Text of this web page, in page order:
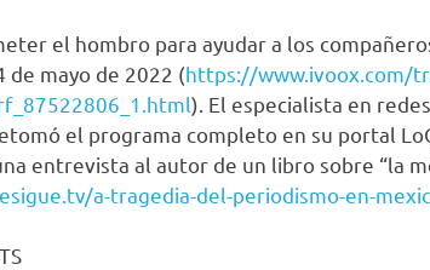
el hombro para ayudar a los
de mayo de 2022 (https://www.ivoox.com/
). El especialista en
el programa completo en su portal
entrevista al autor de un libro sobre “la
a-tragedia-del-periodismo-en-